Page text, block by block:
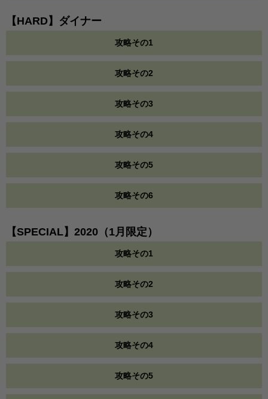
【HARD】ダイナー
攻略その1
攻略その2
攻略その3
攻略その4
攻略その5
攻略その6
【SPECIAL】2020（1月限定）
攻略その1
攻略その2
攻略その3
攻略その4
攻略その5